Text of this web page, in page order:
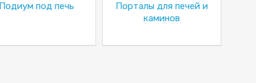
Подиум под печь
Порталы для печей и
каминов